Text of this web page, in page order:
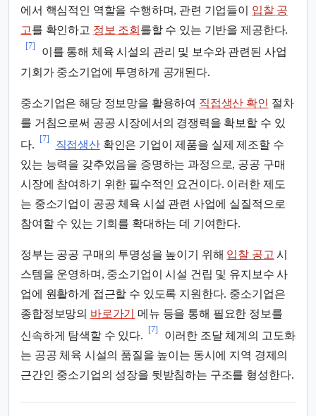
에서 핵심적인 역할을 수행하며, 관련 기업들이 입찰 공
고를 확인하고 정보 조회 를할 수 있는 기반을 제공한다.
[7]
이를 통해 체육 시설의 관리 및 보수와 관련된 사업
기회가 중소기업에 투명하게 공개된다.
중소기업은 해당 정보망을 활용하여 직접생산 확인 절차
를 거침으로써 공공 시장에서의 경쟁력을 확보할 수 있
다.
[7]
직접생산확인은 기업이 제품을 실제 제조할 수
있는 능력을 갖추었음을 증명하는 과정으로, 공공 구매
시장에 참여하기 위한 필수적인 요건이다. 이러한 제도
는 중소기업이 공공 체육 시설 관련 사업에 실질적으로
참여할 수 있는 기회를 확대하는 데 기여한다.
정부는 공공 구매의 투명성을 높이기 위해 입찰 공고 시
스템을 운영하며, 중소기업이 시설 건립 및 유지보수 사
업에 원활하게 접근할 수 있도록 지원한다. 중소기업은
종합정보망의 바로가기
메뉴 등을 통해 필요한 정보를
신속하게 탐색할 수 있다.
[7]
이러한 조달 체계의 고도화
는 공공 체육 시설의 품질을 높이는 동시에 지역 경제의
근간인 중소기업의 성장을 뒷받침하는 구조를 형성한다.